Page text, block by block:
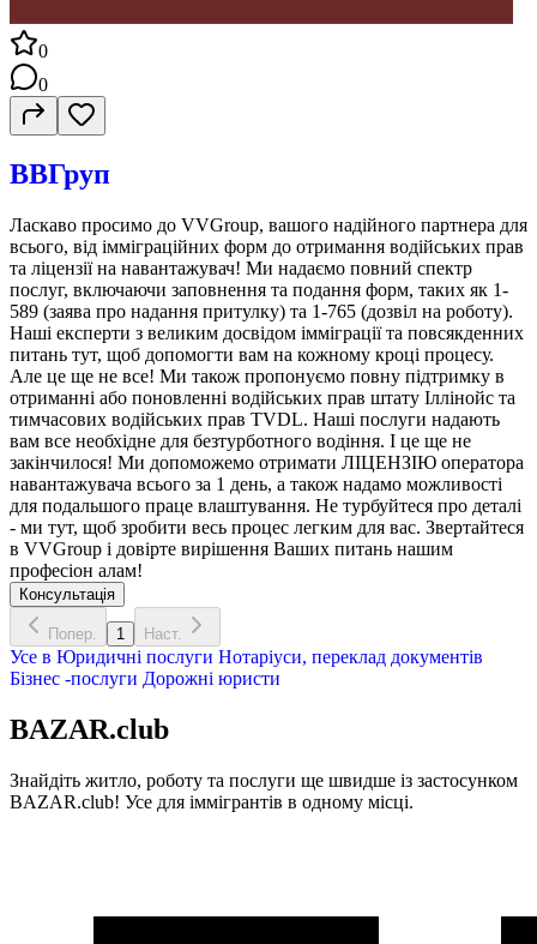
0
0
ВВГруп
Ласкаво просимо до VVGroup, вашого надійного партнера для
всього, від імміграційних форм до отримання водійських прав
та ліцензії на навантажувач! Ми надаємо повний спектр
послуг, включаючи заповнення та подання форм, таких як 1-
589 (заява про надання притулку) та 1-765 (дозвіл на роботу).
Наші експерти з великим досвідом імміграції та повсякденних
питань тут, щоб допомогти вам на кожному кроці процесу.
Але це ще не все! Ми також пропонуємо повну підтримку в
отриманні або поновленні водійських прав штату Іллінойс та
тимчасових водійських прав TVDL. Наші послуги надають
вам все необхідне для безтурботного водіння. І це ще не
закінчилося! Ми допоможемо отримати ЛІЦЕНЗІЮ оператора
навантажувача всього за 1 день, а також надамо можливості
для подальшого праце влаштування. Не турбуйтеся про деталі
- ми тут, щоб зробити весь процес легким для вас. Звертайтеся
в VVGroup і довірте вирішення Ваших питань нашим
професіон алам!
Консультація
Попер. 1 Наст.
Усе в Юридичні послуги Нотаріуси, переклад документів
Бізнес -послуги Дорожні юристи
BAZAR.club
Знайдіть житло, роботу та послуги ще швидше із застосунком
BAZAR.club! Усе для іммігрантів в одному місці.